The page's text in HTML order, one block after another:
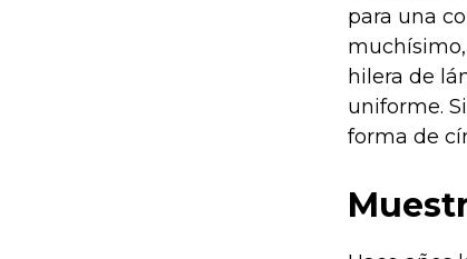
para una
hilera de
uniforme.
forma de